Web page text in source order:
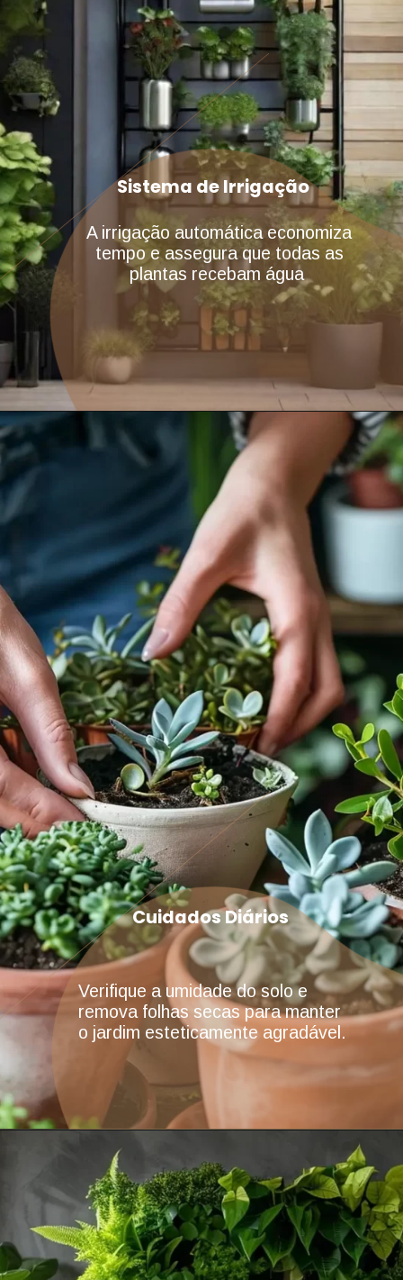
A irrigação automática economiza
tempo e assegura que todas as
plantas recebam água
Sistema de Irrigação
Verifique a umidade do solo e
remova folhas secas para manter
o jardim esteticamente agradável.
Cuidados Diários